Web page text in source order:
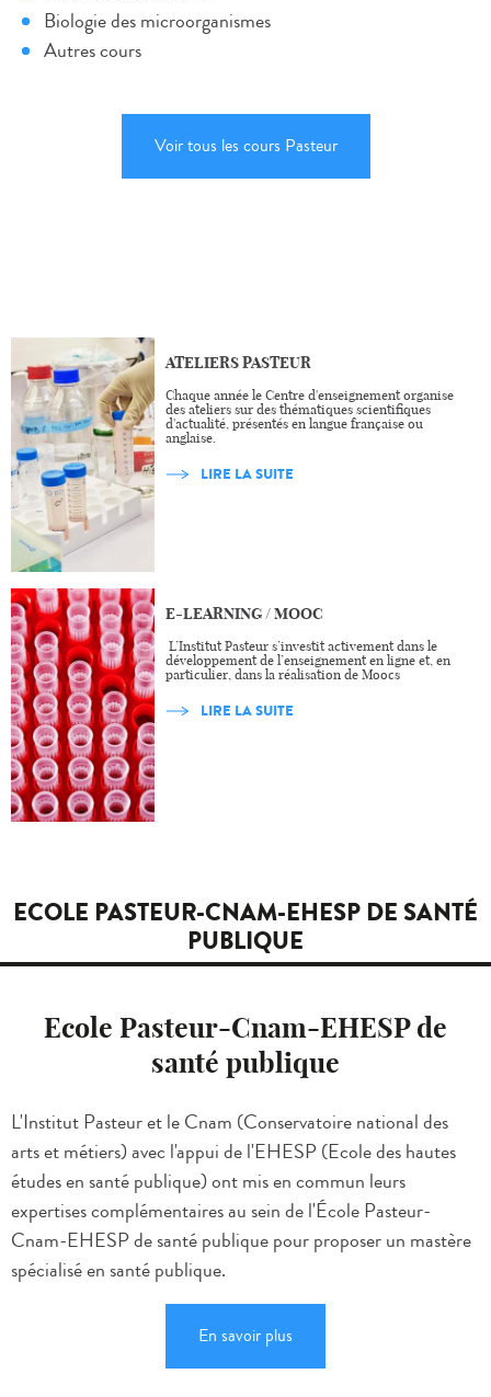
Biologie des microorganismes
Autres cours
Voir tous les cours Pasteur
ATELIERS PASTEUR
Chaque année le Centre d'enseignement organise
des ateliers sur des thématiques scientifiques
d'actualité, présentés en langue française ou
anglaise.
LIRE LA SUITE
E-LEARNING / MOOC
L’Institut Pasteur s’investit activement dans le
développement de l’enseignement en ligne et, en
particulier, dans la réalisation de Moocs
LIRE LA SUITE
ECOLE PASTEUR-CNAM-EHESP DE SANTÉ
PUBLIQUE
Ecole Pasteur-Cnam-EHESP de
santé publique
L'Institut Pasteur et le Cnam (Conservatoire national des
arts et métiers) avec l'appui de l'EHESP (Ecole des hautes
études en santé publique) ont mis en commun leurs
expertises complémentaires au sein de l'École Pasteur-
Cnam-EHESP de santé publique pour proposer un mastère
spécialisé en santé publique.
En savoir plus